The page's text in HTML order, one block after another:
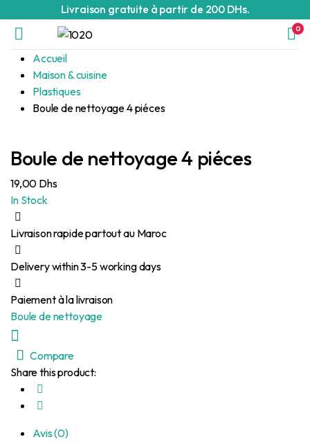
Livraison gratuite à partir de 200 DHs.
0
Accueil
Maison & cuisine
Plastiques
Boule de nettoyage 4 piéces
Boule de nettoyage 4 piéces
19,00 Dhs
In Stock
Livraison rapide partout au Maroc
Delivery within 3-5 working days
Paiement à la livraison
Boule de nettoyage
Compare
Share this product:
Avis (0)